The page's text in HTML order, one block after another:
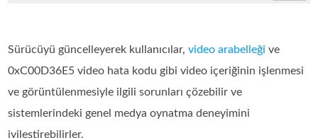
Sürücüyü güncelleyerek kullanıcılar,video arabelleği ve
0xC00D36E5 video hata kodu gibi video içeriğinin işlenmesi
ve görüntülenmesiyle ilgili sorunları çözebilir ve
sistemlerindeki genel medya oynatma deneyimini
iyileştirebilirler.